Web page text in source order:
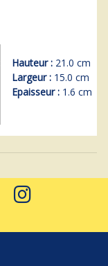
Hauteur : 21.0 cm
Largeur : 15.0 cm
Epaisseur : 1.6 cm